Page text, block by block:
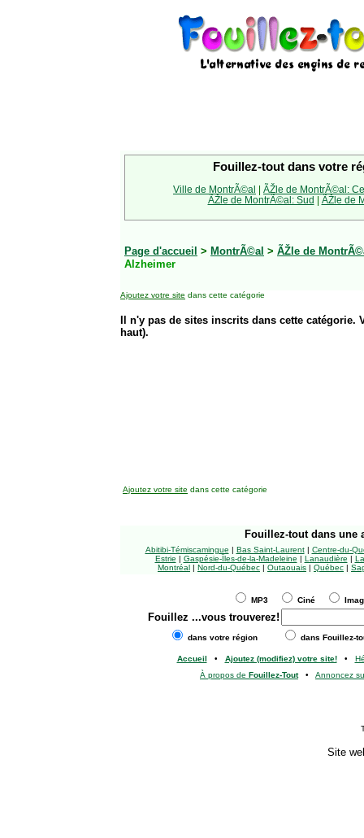
Fouillez-tout dans votre
Ville de MontrÃ©al | ÃŽle de MontrÃ©al:
ÃŽle de MontrÃ©al: Sud | ÃŽle de
Page d'accueil > MontrÃ©al > ÃŽle de
Alzheimer
Ajoutez votre site dans cette catégorie
Il n'y pas de sites inscrits dans cette
haut).
Ajoutez votre site dans cette catégorie
Fouillez-tout dans une
Abitibi-Témiscamingue | Bas Saint-Laurent| Centre-du-
Estrie | Gaspésie-Îles-de-la-Madeleine | Lanaudière |
Montréal | Nord-du-Québec | Outaouais | Québec |
MP3 Ciné
Fouillez ...vous trouverez!
dans votre région dans Fouillez-
Accueil • Ajoutez (modifiez) votre site!•
À propos de Fouillez-Tout• Annoncez
Site